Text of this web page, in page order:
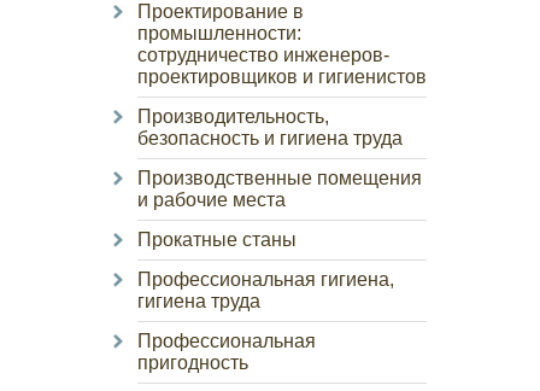
Проектирование в
промышленности:
сотрудничество инженеров-
проектировщиков и гигиенистов
Производительность,
безопасность и гигиена труда
Производственные помещения
и рабочие места
Прокатные станы
Профессиональная гигиена,
гигиена труда
Профессиональная
пригодность